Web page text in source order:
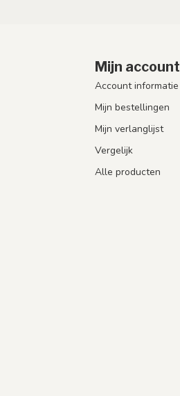
Mijn account
Account informatie
Mijn bestellingen
Mijn verlanglijst
Vergelijk
Alle producten